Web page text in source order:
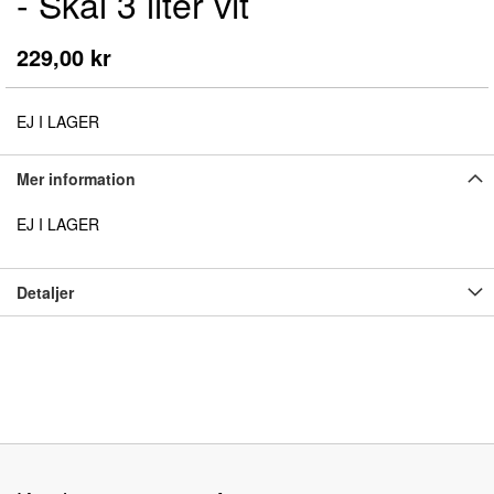
229,00 kr
EJ I LAGER
bildgalleriet
Mer information
EJ I LAGER
Detaljer